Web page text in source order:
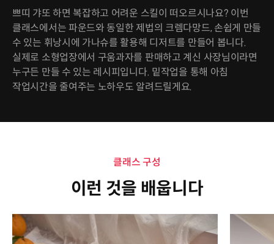
쁘띠 갸또 하면 복잡하고 어려운 스킬이 떠오르시나요? 이번
클래스에서는 파운드와 동일한 제법의 크렘다망드, 손쉽게 만들
수 있는 휘낭시에 가나슈를 활용해 디저트를 만들어 봅니다.
실제로 소형업장에서 구움과자를 판매하고 계신 사장님이라면
누구든 만들 수 있는 레시피입니다. 밑작업을 통해 아침
작업시간을 줄여주는 노하우도 알려드릴게요.
클래스 구성
이런 것을 배웁니다